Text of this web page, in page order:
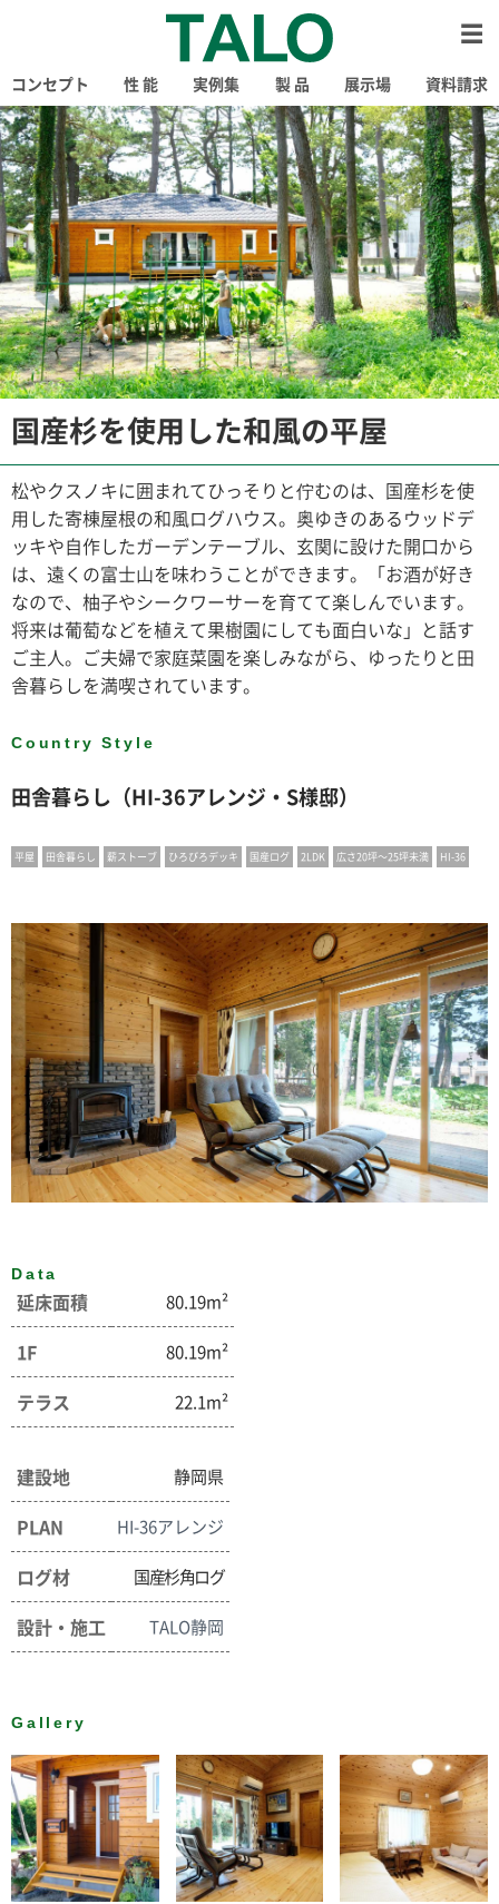
コンセプト 性 能 実例集 製 品 展示場 資料請求
国産杉を使用した和風の平屋
松やクスノキに囲まれてひっそりと佇むのは、国産杉を使
用した寄棟屋根の和風ログハウス。奥ゆきのあるウッドデ
ッキや自作したガーデンテーブル、玄関に設けた開口から
は、遠くの富士山を味わうことができます。「お酒が好き
なので、柚子やシークワーサーを育てて楽しんでいます。
将来は葡萄などを植えて果樹園にしても面白いな」と話す
ご主人。ご夫婦で家庭菜園を楽しみながら、ゆったりと田
舎暮らしを満喫されています。
Country Style
田舎暮らし（HI-36アレンジ・S様邸）
平屋 田舎暮らし 薪ストーブ ひろびろデッキ 国産ログ 2LDK 広さ20坪〜25坪未満 HI-36
Data
延床面積 80.19m²
1F 80.19m²
テラス 22.1m²
建設地 静岡県
PLAN HI-36アレンジ
ログ材 国産杉角ログ
設計・施工 TALO静岡
Gallery